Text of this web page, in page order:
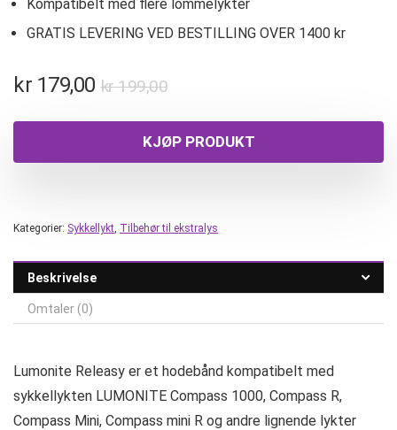
Kompatibelt med flere lommelykter
GRATIS LEVERING VED BESTILLING OVER 1400 kr
kr199,00
kr 179,00
KJØP PRODUKT
Kategorier: Sykkellykt, Tilbehør til ekstralys
Beskrivelse
Omtaler (0)
Lumonite Releasy er et hodebånd kompatibelt med
sykkellykten LUMONITE Compass 1000, Compass R,
Compass Mini, Compass mini R og andre lignende lykter